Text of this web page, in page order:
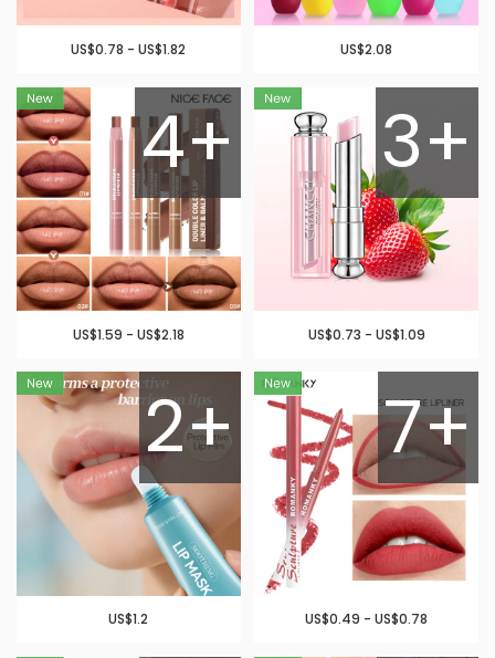
US$2.08
US$0.78 - US$1.82
3+
US$0.73 - US$1.09
4+
US$1.59 - US$2.18
7+
US$0.49 - US$0.78
2+
US$1.2